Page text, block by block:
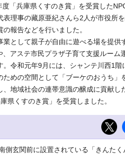
「兵庫県くすのき賞」を受賞した
表理事の藏原亜紀さんら2人が市役所
報告などを行いました。
として親子が自由に遊べる場を提供
、アステ市民プラザ子育て支援ルーム
。令和元年9月には、シャンテ川西1階
ための空間として「ブーケのおうち」
、地域社会の連帯意識の醸成に貢献し
県くすのき賞」を受賞しました。
玄関前に設置されている「きんたく